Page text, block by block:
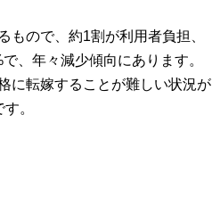
ので、約1割が利用者負担、
、年々減少傾向にあります。
に転嫁することが難しい状況が
。